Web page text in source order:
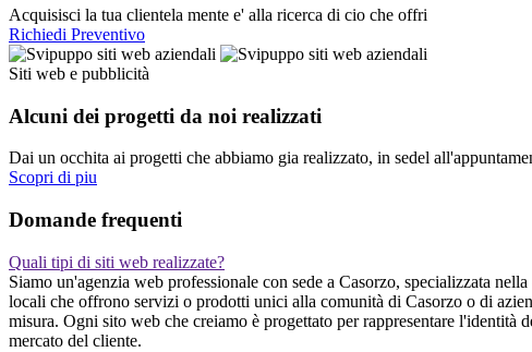
Acquisisci la tua clientela mente e' alla ricerca di cio che offri
Richiedi Preventivo
Siti web e pubblicità
Alcuni dei progetti da noi realizzati
Dai un occhita ai progetti che abbiamo gia realizzato, in sedel
Scopri di piu
Domande frequenti
Quali tipi di siti web realizzate?
Siamo un'agenzia web professionale con sede a Casorzo, specializzata
locali che offrono servizi o prodotti unici alla comunità di Casorzo o di
misura. Ogni sito web che creiamo è progettato per rappresentare
mercato del cliente.